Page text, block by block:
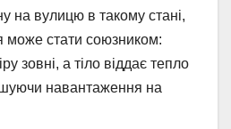
на вулицю в такому стані,
може стати союзником:
зовні, а тіло віддає тепло
навантаження на